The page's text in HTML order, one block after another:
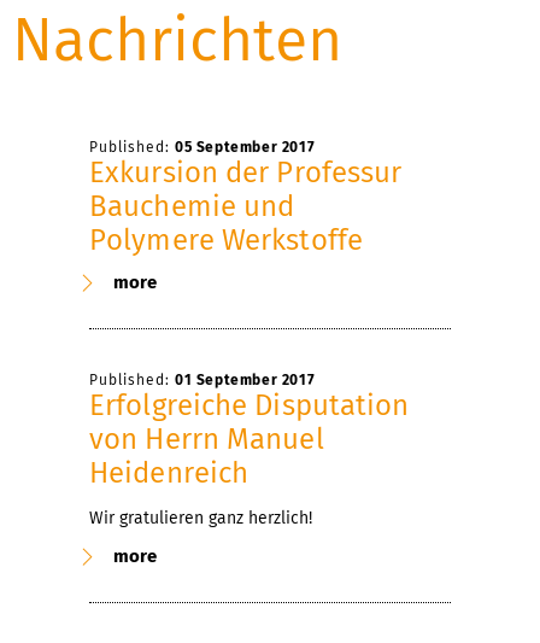
Nachrichten
Published: 05 September 2017
Exkursion der Professur
Bauchemie und
Polymere Werkstoffe
more
Published: 01 September 2017
Erfolgreiche Disputation
von Herrn Manuel
Heidenreich
Wir gratulieren ganz herzlich!
more